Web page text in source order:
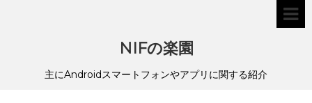
NIFの楽園
主にAndroidスマートフォンやアプリに関する紹介